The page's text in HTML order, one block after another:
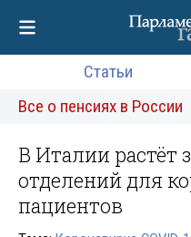
Статьи
Все о пенсиях в России
В Италии растёт
отделений для
пациентов